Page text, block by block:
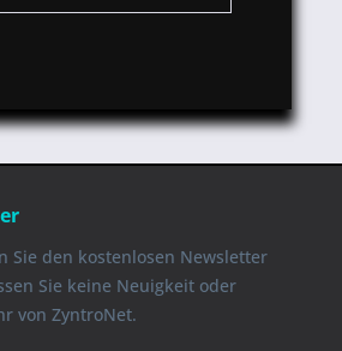
Sie den kostenlosen Newsletter
Sie keine Neuigkeit oder
von ZyntroNet.